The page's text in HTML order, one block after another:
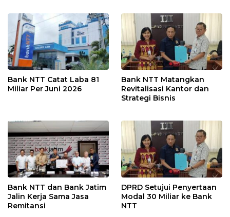
Bank NTT Catat Laba 81
Miliar Per Juni 2026
Bank NTT Matangkan
Revitalisasi Kantor dan
Strategi Bisnis
Bank NTT dan Bank Jatim
Jalin Kerja Sama Jasa
Remitansi
DPRD Setujui Penyertaan
Modal 30 Miliar ke Bank
NTT